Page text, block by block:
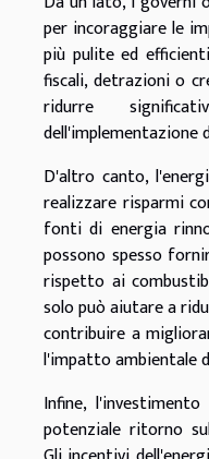
per incoraggiare le
più pulite ed
fiscali, detrazioni o
ridurre
dell'implementazione
D'altro canto,
realizzare risparmi
fonti di energia
possono spesso
rispetto ai
solo può aiutare a
contribuire a
l'impatto ambientale
Infine,
potenziale ritorno